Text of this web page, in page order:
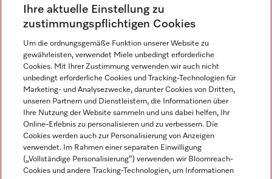
Alle Miele Experience Center anzeigen
Newsletter
Miele auf Instagram
Miele auf Facebook
Miele auf Youtube
Ihre aktuelle Einstellung zu
zustimmungspflichtigen Cookies
Um die ordnungsgemäße Funktion unserer Website zu
gewährleisten, verwendet Miele unbedingt erforderliche
Cookies. Mit Ihrer Zustimmung verwenden wir auch nicht
unbedingt erforderliche Cookies und Tracking-Technologien für
Marketing- und Analysezwecke, darunter Cookies von Dritten,
unseren Partnern und Dienstleistern, die Informationen über
Ihre Nutzung der Website sammeln und uns dabei helfen, Ihr
Online-Erlebnis zu personalisieren und zu verbessern. Die
Cookies werden auch zur Personalisierung von Anzeigen
verwendet. Im Rahmen einer separaten Einwilligung
(„Vollständige Personalisierung“) verwenden wir Bloomreach-
Cookies und andere Tracking-Technologien, um Informationen